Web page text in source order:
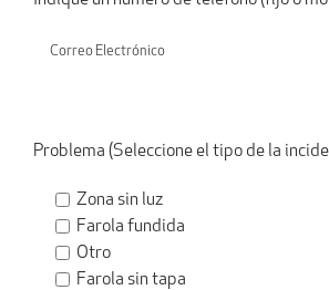
Problema (Seleccione el tipo de la
Zona sin luz
Farola fundida
Otro
Farola sin tapa